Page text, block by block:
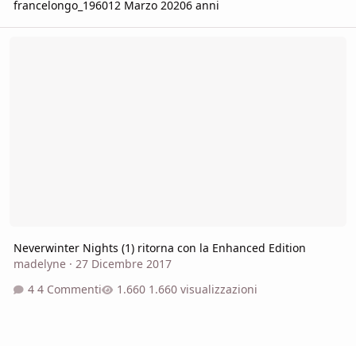
francelongo_196012 Marzo 20206 anni
Neverwinter Nights (1) ritorna con la Enhanced Edition
madelyne· 27 Dicembre 2017
4 Commenti
1.660 visualizzazioni